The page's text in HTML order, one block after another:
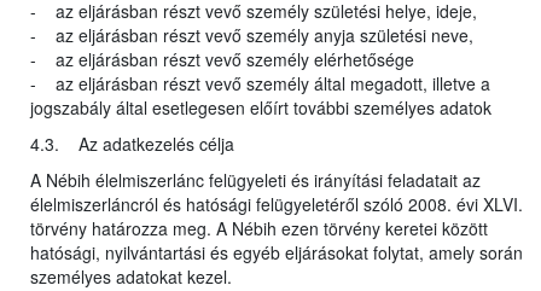
- az eljárásban részt vevő személy születési helye, ideje,
- az eljárásban részt vevő személy anyja születési neve,
- az eljárásban részt vevő személy elérhetősége
- az eljárásban részt vevő személy által megadott, illetve a
jogszabály által esetlegesen előírt további személyes adatok
4.3. Az adatkezelés célja
A Nébih élelmiszerlánc felügyeleti és irányítási feladatait az
élelmiszerláncról és hatósági felügyeletéről szóló 2008. évi XLVI.
törvény határozza meg. A Nébih ezen törvény keretei között
hatósági, nyilvántartási és egyéb eljárásokat folytat, amely során
személyes adatokat kezel.